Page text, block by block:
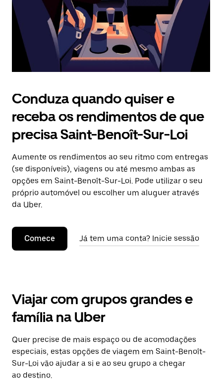
o
calendário.
Conduza quando quiser e
receba os rendimentos de que
precisa Saint-Benoît-Sur-Loi
Aumente os rendimentos ao seu ritmo com entregas
(se disponíveis), viagens ou até mesmo ambas as
opções em Saint-Benoît-Sur-Loi. Pode utilizar o seu
próprio automóvel ou escolher um aluguer através
da Uber.
Comece Já tem uma conta? Inicie sessão
Viajar com grupos grandes e
família na Uber
Quer precise de mais espaço ou de acomodações
especiais, estas opções de viagem em Saint-Benoît-
Sur-Loi vão ajudar a si e ao seu grupo a chegar
ao destino.